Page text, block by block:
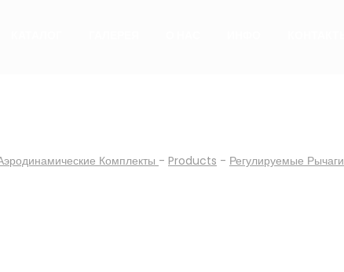
Комплекты - Products - Регулируемые Рычаги